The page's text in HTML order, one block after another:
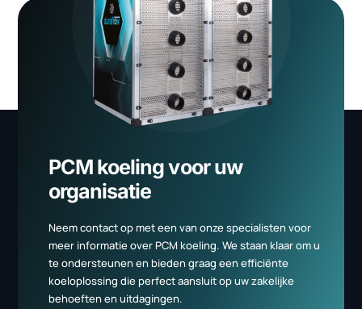
Wil je weten wat een PCM-investering concreet
voor jouw situatie? Neem contact met ons op
vrijblijvend gesprek. We denken graag met je mee
beste aanpak voor jouw ruimte en organisatie.
Gerelateerde artikelen
Wat is de relatie tussen duurzaamheid en
digitalisering?
Hoe helpt duurzaamheid bij het verlagen van je
eigendomskosten?
Wat zijn de eerste stappen naar een
bedrijf?